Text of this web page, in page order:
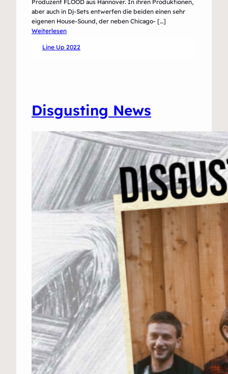
Produzent FLOOD aus Hannover. In ihren Produktionen,
aber auch in Dj-Sets entwerfen die beiden einen sehr
eigenen House-Sound, der neben Chicago- […]
Weiterlesen:
Hour
Line Up 2022
Disgusting News